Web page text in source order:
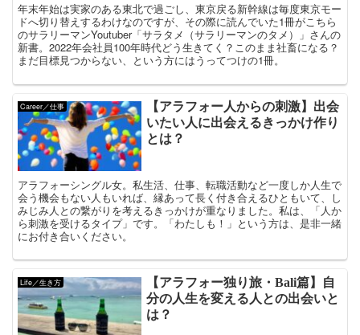
年末年始は実家のある東北で過ごし、東京戻る新幹線は毎度東京モー
ドへ切り替えするわけなのですが、その際に読んでいた1冊がこちら
のサラリーマンYoutuber「サラタメ（サラリーマンのタメ）」さんの
新書。2022年会社員100年時代どう生きてく？このまま社畜になる？
まだ目標見つからない、という方にはうってつけの1冊。
Career／仕事
【アラフォー人からの刺激】出会
いたい人に出会えるきっかけ作り
とは？
アラフォーシングル女。私生活、仕事、転職活動など一度しか人生で
会う機会もない人もいれば、縁あって長く付き合えるひともいて、し
みじみ人との繋がりを考えるきっかけが重なりました。私は、「人か
ら刺激を受けるタイプ」です。「わたしも！」という方は、是非一緒
にお付き合いください。
Life／生き方
【アラフォー独り旅・Bali篇】自
分の人生を変える人との出会いと
は？